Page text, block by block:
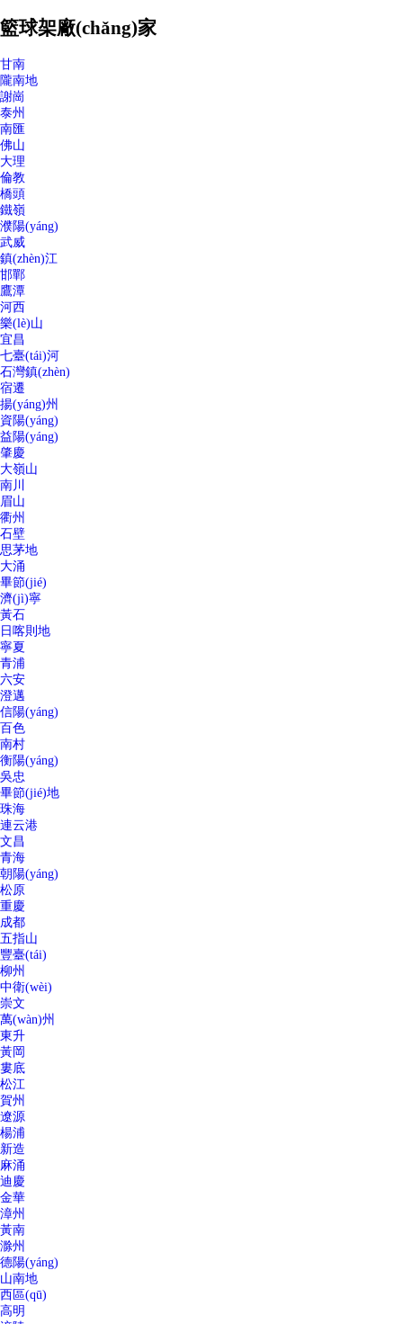
籃球架廠(chǎng)家
甘南
隴南地
謝崗
泰州
南匯
佛山
大理
倫教
橋頭
鐵嶺
濮陽(yáng)
武威
鎮(zhèn)江
邯鄲
鷹潭
河西
樂(lè)山
宜昌
七臺(tái)河
石灣鎮(zhèn)
宿遷
揚(yáng)州
資陽(yáng)
益陽(yáng)
肇慶
大嶺山
南川
眉山
衢州
石壁
思茅地
大涌
畢節(jié)
濟(jì)寧
黃石
日喀則地
寧夏
青浦
六安
澄邁
信陽(yáng)
百色
南村
衡陽(yáng)
吳忠
畢節(jié)地
珠海
連云港
文昌
青海
朝陽(yáng)
松原
重慶
成都
五指山
豐臺(tái)
柳州
中衛(wèi)
崇文
萬(wàn)州
東升
黃岡
婁底
松江
賀州
遼源
楊浦
新造
麻涌
迪慶
金華
漳州
黃南
滁州
德陽(yáng)
山南地
西區(qū)
高明